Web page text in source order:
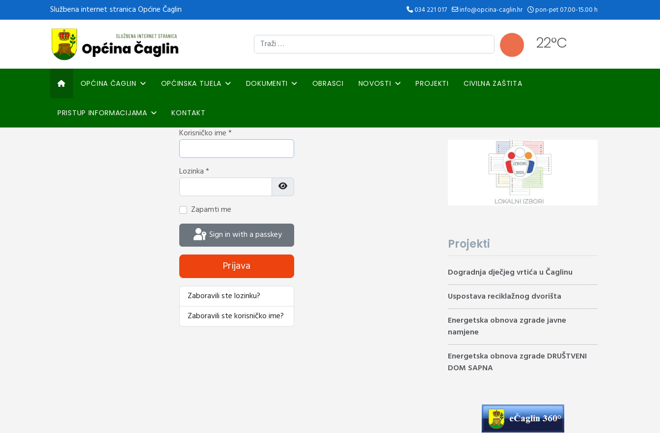
Službena internet stranica Općine Čaglin 034 221 017 info@opcina-caglin.hr pon-pet 07.00-15.00 h
22°C
OPĆINA ČAGLIN OPĆINSKA TIJELA DOKUMENTI OBRASCI NOVOSTI PROJEKTI CIVILNA ZAŠTITA
PRISTUP INFORMACIJAMA KONTAKT
Korisničko ime*
Lozinka*
Prikaži lozinku
Zapamti me
Sign in with a passkey
Prijava
Zaboravili ste lozinku?
Zaboravili ste korisničko ime?
Projekti
Dogradnja dječjeg vrtića u Čaglinu
Uspostava reciklažnog dvorišta
Energetska obnova zgrade javne
namjene
Energetska obnova zgrade DRUŠTVENI
DOM SAPNA